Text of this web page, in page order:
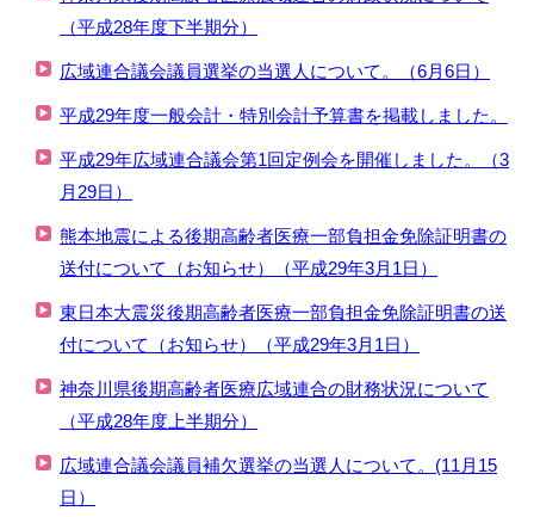
（平成28年度下半期分）
広域連合議会議員選挙の当選人について。（6月6日）
平成29年度一般会計・特別会計予算書を掲載しました。
平成29年広域連合議会第1回定例会を開催しました。（3
月29日）
熊本地震による後期高齢者医療一部負担金免除証明書の
送付について（お知らせ）（平成29年3月1日）
東日本大震災後期高齢者医療一部負担金免除証明書の送
付について（お知らせ）（平成29年3月1日）
神奈川県後期高齢者医療広域連合の財務状況について
（平成28年度上半期分）
広域連合議会議員補欠選挙の当選人について。(11月15
日）